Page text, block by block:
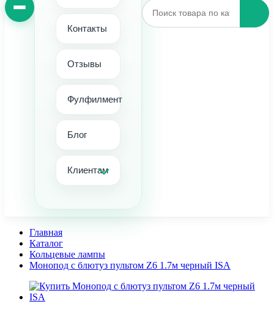
Контакты
Отзывы
Фулфилмент
Блог
Клиентам
Главная
Каталог
Кольцевые лампы
Монопод с блютуз пультом Z6 1.7м черный ISA